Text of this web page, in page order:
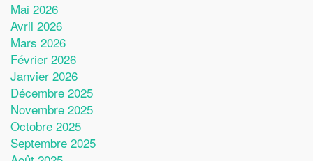
Mai 2026
Avril 2026
Mars 2026
Février 2026
Janvier 2026
Décembre 2025
Novembre 2025
Octobre 2025
Septembre 2025